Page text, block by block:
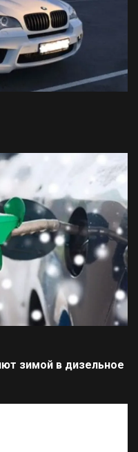
зимой в дизельное